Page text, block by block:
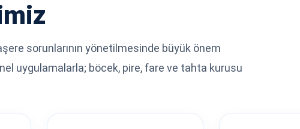
sorunlarının yönetilmesinde büyük önem
uygulamalarla; böcek, pire, fare ve tahta kurusu